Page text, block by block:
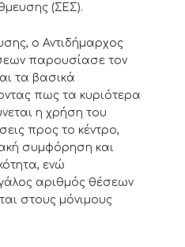
(ΣΕΣ).
ο Αντιδήμαρχος
παρουσίασε τον
τα βασικά
πως τα κυριότερα
η χρήση του
προς το κέντρο,
συμφόρηση και
ενώ
αριθμός θέσεων
στους μόνιμους